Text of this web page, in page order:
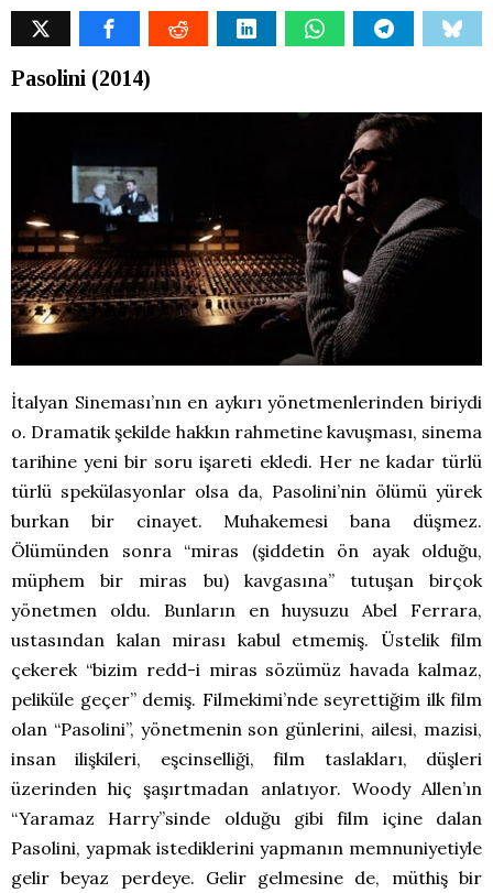
Pasolini (2014)
İtalyan Sineması’nın en aykırı yönetmenlerinden biriydi
o. Dramatik şekilde hakkın rahmetine kavuşması, sinema
tarihine yeni bir soru işareti ekledi. Her ne kadar türlü
türlü spekülasyonlar olsa da, Pasolini’nin ölümü yürek
burkan bir cinayet. Muhakemesi bana düşmez.
Ölümünden sonra “miras (şiddetin ön ayak olduğu,
müphem bir miras bu) kavgasına” tutuşan birçok
yönetmen oldu. Bunların en huysuzu Abel Ferrara,
ustasından kalan mirası kabul etmemiş. Üstelik film
çekerek “bizim redd-i miras sözümüz havada kalmaz,
peliküle geçer” demiş. Filmekimi’nde seyrettiğim ilk film
olan “Pasolini”, yönetmenin son günlerini, ailesi, mazisi,
insan ilişkileri, eşcinselliği, film taslakları, düşleri
üzerinden hiç şaşırtmadan anlatıyor. Woody Allen’ın
“Yaramaz Harry”sinde olduğu gibi film içine dalan
Pasolini, yapmak istediklerini yapmanın memnuniyetiyle
gelir beyaz perdeye. Gelir gelmesine de, müthiş bir